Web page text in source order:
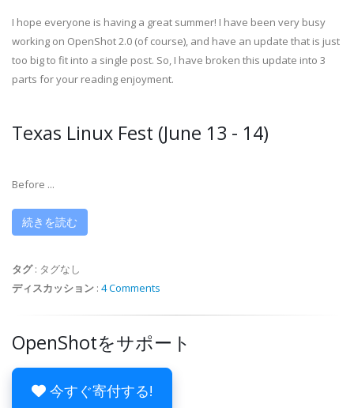
I hope everyone is having a great summer! I have been very busy
working on OpenShot 2.0 (of course), and have an update that is just
too big to fit into a single post. So, I have broken this update into 3
parts for your reading enjoyment.
Texas Linux Fest (June 13 - 14)
Before ...
続きを読む
タグ: タグなし
ディスカッション : 4 Comments
OpenShotをサポート
今すぐ寄付する!